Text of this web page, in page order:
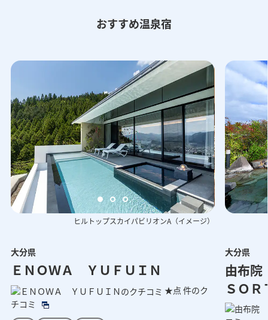
おすすめ温泉宿
ロビー（イメージ）
イメージ） 夕食和風会席
ヒルトップスカイパビリオンA（イメージ）
大分県
ＥＮＯＷＡ ＹＵＦＵＩＮ
★点 件のク
チコミ
大分県
由布
ＳＯＲ